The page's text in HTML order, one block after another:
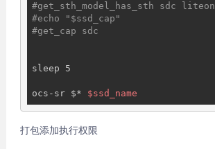
#get_sth_model_has_sth sdc liteon
#echo "$ssd_cap"
#get_cap sdc
sleep 5
ocs-sr $* $ssd_name
打包添加执行权限